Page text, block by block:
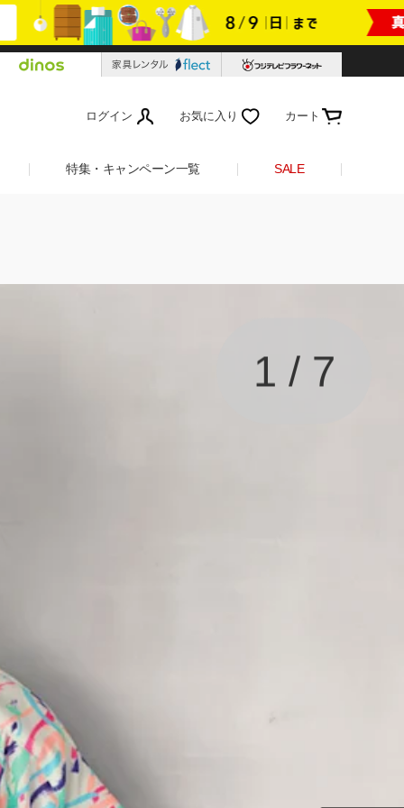
ログイン お気に入り カート
特集・キャンペーン一覧 SALE
1 / 7